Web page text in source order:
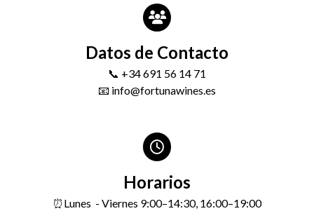
Datos de Contacto
📞 +34 691 56 14 71
📧 info@fortunawines.es
Horarios
⏰ Lunes - Viernes 9:00–14:30, 16:00–19:00